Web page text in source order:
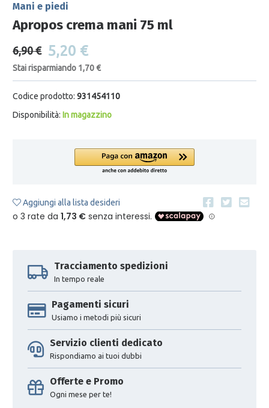
Mani e piedi
Apropos crema mani 75 ml
6,90 € 5,20 €
Stai risparmiando 1,70 €
Codice prodotto: 931454110
Disponibilità: In magazzino
Aggiungi alla lista desideri
Tracciamento spedizioni
In tempo reale
Pagamenti sicuri
Usiamo i metodi più sicuri
Servizio clienti dedicato
Rispondiamo ai tuoi dubbi
Offerte e Promo
Ogni mese per te!